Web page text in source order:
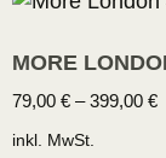
MORE
79,00 € –399,00 €
inkl. MwSt.